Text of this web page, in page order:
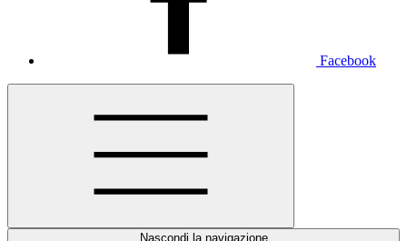
Facebook
Nascondi la navigazione